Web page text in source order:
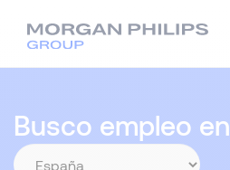
Busco empleo en